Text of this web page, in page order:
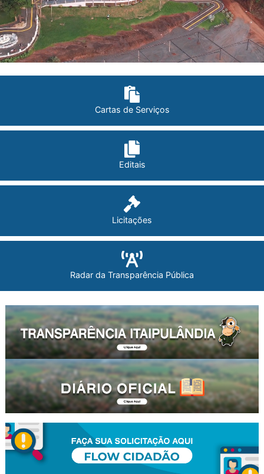
Cartas de Serviços
Editais
Licitações
Radar da Transparência Pública